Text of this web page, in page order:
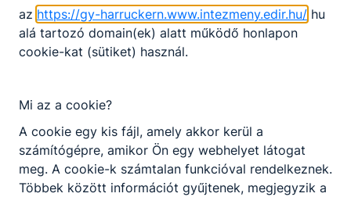
Szakképzési nyílt nap
az https://gy-harruckern.www.intezmeny.edir.hu/ hu
alá tartozó domain(ek) alatt működő honlapon
cookie-kat (sütiket) használ.
Mi az a cookie?
A cookie egy kis fájl, amely akkor kerül a
számítógépre, amikor Ön egy webhelyet látogat
meg. A cookie-k számtalan funkcióval rendelkeznek.
Többek között információt gyűjtenek, megjegyzik a